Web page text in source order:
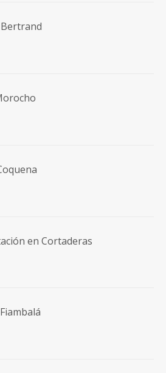
en Cortaderas